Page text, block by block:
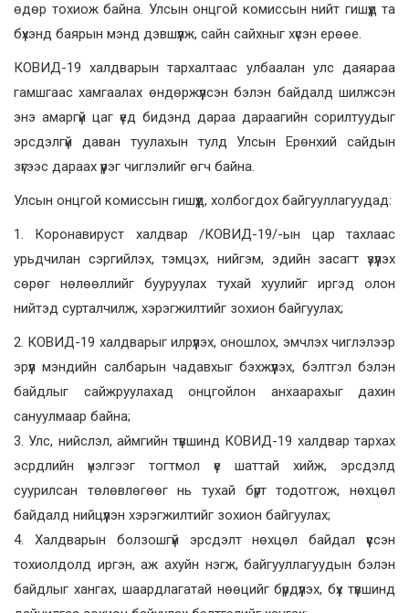
өдөр тохиож байна. Улсын онцгой комиссын нийт гишүүд та
бүхэнд баярын мэнд дэвшүүлж, сайн сайхныг хүсэн ерөөе.
КОВИД-19 халдварын тархалтаас улбаалан улс даяараа
гамшгаас хамгаалах өндөржүүлсэн бэлэн байдалд шилжсэн
энэ амаргүй цаг үед бидэнд дараа дараагийн сорилтуудыг
эрсдэлгүй даван туулахын тулд Улсын Ерөнхий сайдын
зүгээс дараах үүрэг чиглэлийг өгч байна.
Улсын онцгой комиссын гишүүд, холбогдох байгууллагуудад:
1. Коронавируст халдвар /КОВИД-19/-ын цар тахлаас
урьдчилан сэргийлэх, тэмцэх, нийгэм, эдийн засагт үзүүлэх
сөрөг нөлөөллийг бууруулах тухай хуулийг иргэд олон
нийтэд сурталчилж, хэрэгжилтийг зохион байгуулах;
2. КОВИД-19 халдварыг илрүүлэх, оношлох, эмчлэх чиглэлээр
эрүүл мэндийн салбарын чадавхыг бэхжүүлэх, бэлтгэл бэлэн
байдлыг сайжруулахад онцгойлон анхаарахыг дахин
сануулмаар байна;
3. Улс, нийслэл, аймгийн түвшинд КОВИД-19 халдвар тархах
эсрдлийн үнэлгээг тогтмол үе шаттай хийж, эрсдэлд
суурилсан төлөвлөгөөг нь тухай бүрт тодотгож, нөхцөл
байдалд нийцүүлэн хэрэгжилтийг зохион байгуулах;
4. Халдварын болзошгүй эрсдэлт нөхцөл байдал үүссэн
тохиолдолд иргэн, аж ахуйн нэгж, байгууллагуудын бэлэн
байдлыг хангах, шаардлагатай нөөцийг бүрдүүлэх, бүх түвшинд